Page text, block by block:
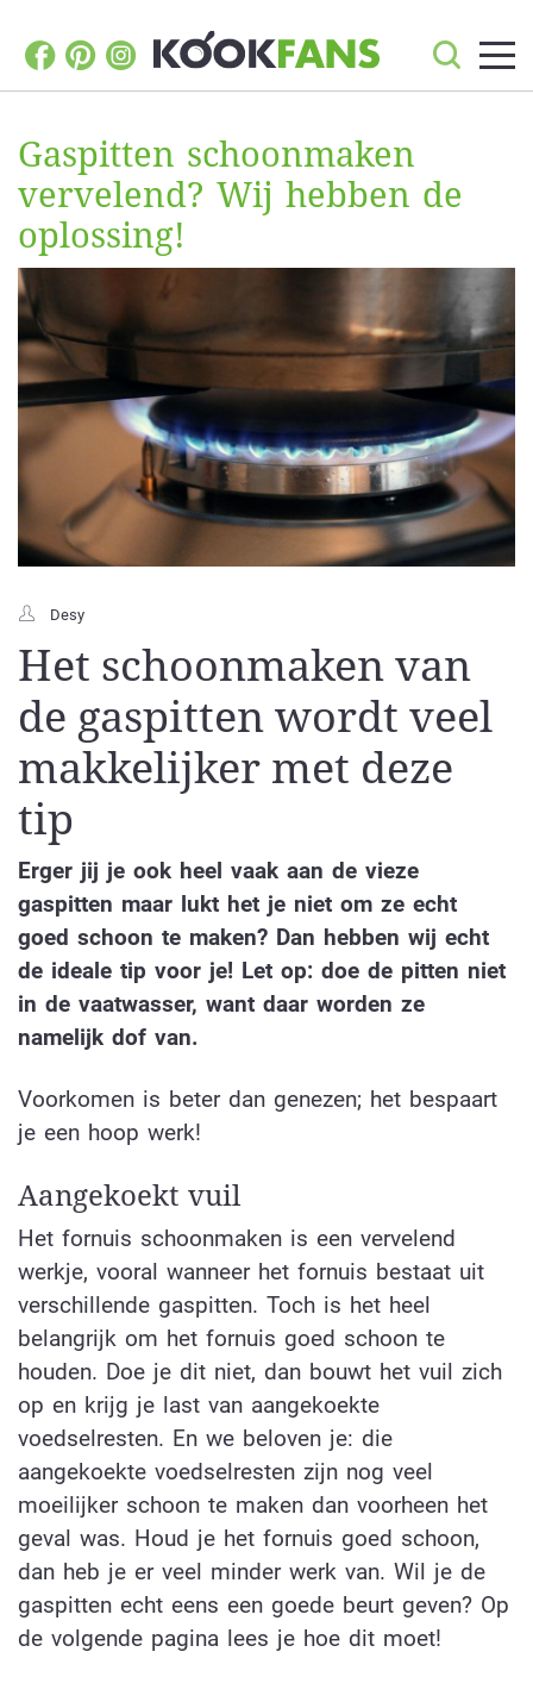
Gaspitten schoonmaken
vervelend? Wij hebben de
oplossing!
Desy
Het schoonmaken van
de gaspitten wordt veel
makkelijker met deze
tip
Erger jij je ook heel vaak aan de vieze
gaspitten maar lukt het je niet om ze echt
goed schoon te maken? Dan hebben wij echt
de ideale tip voor je! Let op: doe de pitten niet
in de vaatwasser, want daar worden ze
namelijk dof van.
Voorkomen is beter dan genezen; het bespaart
je een hoop werk!
Aangekoekt vuil
Het fornuis schoonmaken is een vervelend
werkje, vooral wanneer het fornuis bestaat uit
verschillende gaspitten. Toch is het heel
belangrijk om het fornuis goed schoon te
houden. Doe je dit niet, dan bouwt het vuil zich
op en krijg je last van aangekoekte
voedselresten. En we beloven je: die
aangekoekte voedselresten zijn nog veel
moeilijker schoon te maken dan voorheen het
geval was. Houd je het fornuis goed schoon,
dan heb je er veel minder werk van. Wil je de
gaspitten echt eens een goede beurt geven? Op
de volgende pagina lees je hoe dit moet!